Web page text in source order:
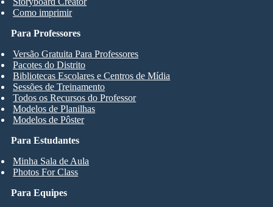
Como imprimir
Para Estudantes
Minha Sala de Aula
Photos For Class
Para Professores
Versão Gratuita Para Professores
Pacotes do Distrito
Bibliotecas Escolares e Centros de Mídia
Sessões de Treinamento
Todos os Recursos do Professor
Modelos de Planilhas
Modelos de Pôster
Para Equipes